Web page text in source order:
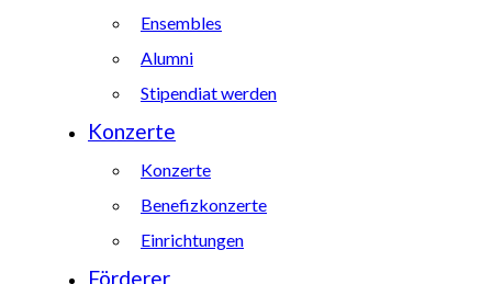
Ensembles
Alumni
Stipendiat werden
Konzerte
Konzerte
Benefizkonzerte
Einrichtungen
Förderer